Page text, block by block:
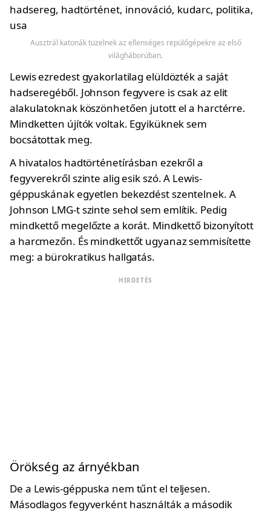
Ausztrál katonák tüzelnek az ellenséges repülőgépekre az első
világháborúban.
Lewis ezredest gyakorlatilag elüldözték a saját
hadseregéből. Johnson fegyvere is csak az elit
alakulatoknak köszönhetően jutott el a harctérre.
Mindketten újítók voltak. Egyiküknek sem
bocsátottak meg.
A hivatalos hadtörténetírásban ezekről a
fegyverekről szinte alig esik szó. A Lewis-
géppuskának egyetlen bekezdést szentelnek. A
Johnson LMG-t szinte sehol sem említik. Pedig
mindkettő megelőzte a korát. Mindkettő bizonyított
a harcmezőn. És mindkettőt ugyanaz semmisítette
meg: a bürokratikus hallgatás.
HIRDETÉS
Örökség az árnyékban
De a Lewis-géppuska nem tűnt el teljesen.
Másodlagos fegyverként használták a második